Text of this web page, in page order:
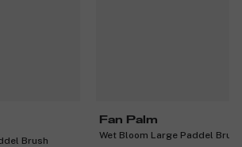
Brush
Fan Palm
Wet Bloom Large Paddel Brush